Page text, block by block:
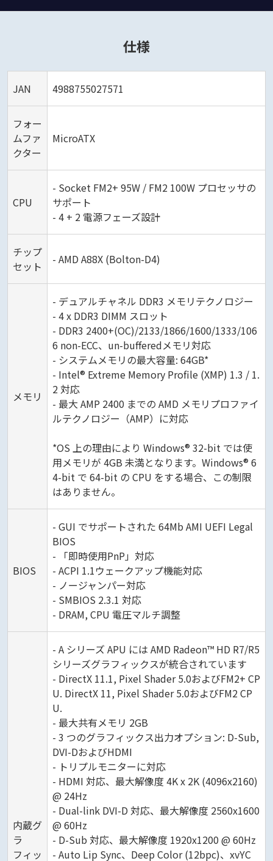
仕様
JAN 4988755027571
フォー
ムファ
クター
MicroATX
CPU
- Socket FM2+ 95W / FM2 100W プロセッサの
サポート
- 4 + 2 電源フェーズ設計
チップ
セット
- AMD A88X (Bolton-D4)
メモリ
- デュアルチャネル DDR3 メモリテクノロジー
- 4 x DDR3 DIMM スロット
- DDR3 2400+(OC)/2133/1866/1600/1333/106
6 non-ECC、un-bufferedメモリ対応
- システムメモリの最大容量: 64GB*
- Intel® Extreme Memory Profile (XMP) 1.3 / 1.
2 対応
- 最大 AMP 2400 までの AMD メモリプロファイ
ルテクノロジー（AMP）に対応
*OS 上の理由により Windows® 32-bit では使
用メモリが 4GB 未満となります。Windows® 6
4-bit で 64-bit の CPU をする場合、この制限
はありません。
BIOS
- GUI でサポートされた 64Mb AMI UEFI Legal
BIOS
- 「即時使用PnP」対応
- ACPI 1.1ウェークアップ機能対応
- ノージャンパー対応
- SMBIOS 2.3.1 対応
- DRAM, CPU 電圧マルチ調整
内蔵グ
ラ
フィッ
- A シリーズ APU には AMD Radeon™ HD R7/R5
シリーズグラフィックスが統合されています
- DirectX 11.1, Pixel Shader 5.0およびFM2+ CP
U. DirectX 11, Pixel Shader 5.0およびFM2 CP
U.
- 最大共有メモリ 2GB
- 3 つのグラフィックス出力オプション: D-Sub,
DVI-DおよびHDMI
- トリプルモニターに対応
- HDMI 対応、最大解像度 4K x 2K (4096x2160)
@ 24Hz
- Dual-link DVI-D 対応、最大解像度 2560x1600
@ 60Hz
- D-Sub 対応、最大解像度 1920x1200 @ 60Hz
- Auto Lip Sync、Deep Color (12bpc)、xvYC